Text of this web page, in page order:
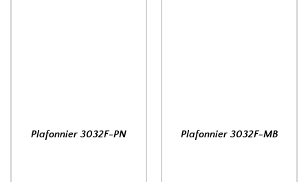
Plafonnier 3032F-PN Plafonnier 3032F-MB